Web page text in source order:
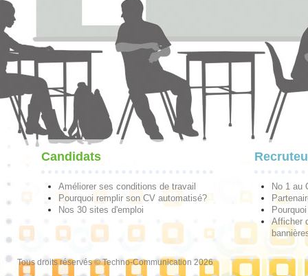
Candidats
Améliorer ses conditions de travail
Pourquoi remplir son CV automatisé?
Nos 30 sites d'emploi
No 1 au
Afficher
Tous droits réservés © Techno-Communication 2026